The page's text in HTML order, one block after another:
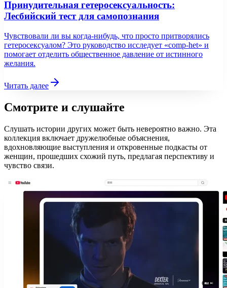
Принудительная гетеросексуальность:
Лесбийский тест для самопознания
Чувствовали ли вы когда-нибудь, что просто притворялись
гетеросексуалом? Это руководство исследует «comp-het» и
помогает отделить общественное давление от истинного
желания.
Читать далее
Смотрите и слушайте
Слушать истории других может быть невероятно важно. Эта
коллекция включает дружелюбные объяснения,
вдохновляющие выступления и откровенные подкасты от
женщин, прошедших схожий путь, предлагая перспективу и
чувство связи.